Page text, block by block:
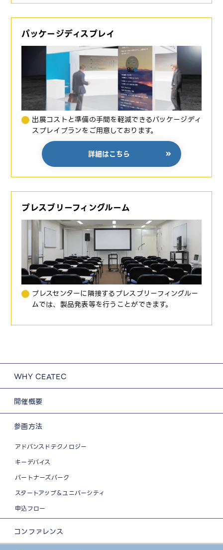
WHY CEATEC
開催概要
参画方法
アドバンスドテクノロジー
キーデバイス
パートナーズパーク
スタートアップ＆ユニバーシティ
申込フロー
コンファレンス
パッケージディスプレイ
出展コストと準備の手間を軽減できるパッケージディ
スプレイプランをご用意しております。
詳細はこちら
プレスブリーフィングルーム
プレスセンターに隣接するプレスブリーフィングルー
ムでは、製品発表等を行うことができます。